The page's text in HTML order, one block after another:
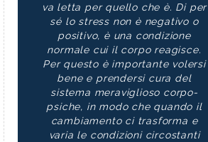
va letta per quello che è. Di per
sé lo stress non è negativo o
positivo, è una condizione
normale cui il corpo reagisce.
Per questo è importante volersi
bene e prendersi cura del
sistema meraviglioso corpo-
psiche, in modo che quando il
cambiamento ci trasforma e
varia le condizioni circostanti